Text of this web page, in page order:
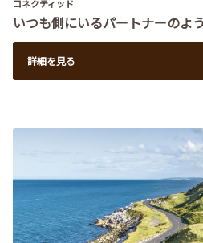
コネクティッド
いつも側にいるパートナーのよ
詳細を見る